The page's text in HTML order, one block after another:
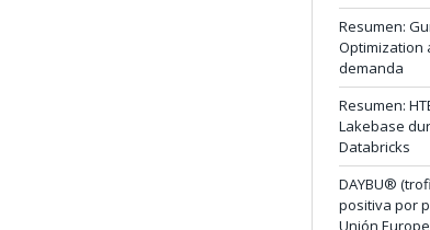
Resumen:
Optimization
demanda
Resumen:
Lakebase
Databricks
DAYBU®
positiva por
Unión